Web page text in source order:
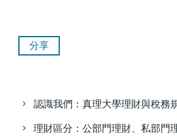
分享
認識我們：真理大學理財與稅務
理財區分：公部門理財、私部門